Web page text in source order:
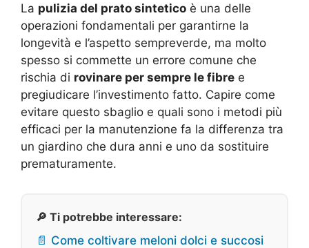
La pulizia del prato sintetico è una delle
operazioni fondamentali per garantirne la
longevità e l’aspetto sempreverde, ma molto
spesso si commette un errore comune che
rischia di rovinare per sempre le fibre e
pregiudicare l’investimento fatto. Capire come
evitare questo sbaglio e quali sono i metodi più
efficaci per la manutenzione fa la differenza tra
un giardino che dura anni e uno da sostituire
prematuramente.
🔎 Ti potrebbe interessare:
📄 Come coltivare meloni dolci e succosi